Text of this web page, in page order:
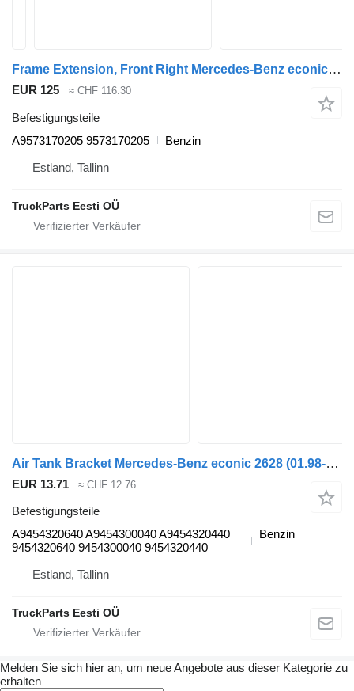
Frame Extension, Front Right Mercedes-Benz econic 2628 (01.98-) A9573170205 für Mercedes-Benz Econic (1998-2014) Müllwagen
EUR 125 ≈ CHF 116.30
Befestigungsteile
A9573170205 9573170205
Benzin
Estland, Tallinn
TruckParts Eesti OÜ
Air Tank Bracket Mercedes-Benz econic 2628 (01.98-) A9454320640 für Mercedes-Benz Econic (1998-2014) Müllwagen
EUR 13.71 ≈ CHF 12.76
Befestigungsteile
A9454320640 A9454300040 A9454320440
9454320640 9454300040 9454320440
Benzin
Estland, Tallinn
TruckParts Eesti OÜ
Melden Sie sich hier an, um neue Angebote aus dieser Kategorie zu
erhalten